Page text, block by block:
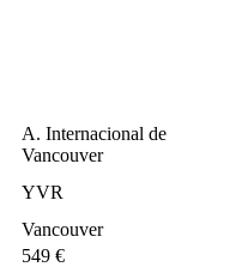
A. Internacional de
Vancouver
YVR
Vancouver
549 €